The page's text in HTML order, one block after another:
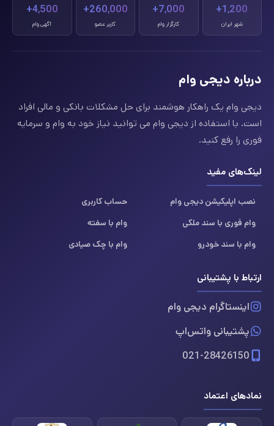
1,200+
شهر ایران
7,000+
کارگزار وام
260,000+
کاربر عضو
4,500+
آگهی وام
درباره دیجی وام
دیجی وام یک راهکار هوشمند برای حل مشکلات بانکی و مالی افراد
است. با استفاده از دیجی وام می توانید نیاز خود به وام و سرمایه
فوری را رفع کنید.
لینک‌های مفید
نصب اپلیکیشن دیجی وام
حساب کاربری
وام فوری با سند ملکی
وام با سفته
وام با سند خودرو
وام با چک صیادی
ارتباط با پشتیبانی
اینستاگرام دیجی وام
پشتیبانی واتس‌اپ
021-28426150
نمادهای اعتماد